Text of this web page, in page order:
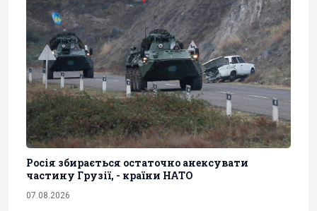
Росія збирається остаточно анексувати
частину Грузії, - країни НАТО
07.08.2026